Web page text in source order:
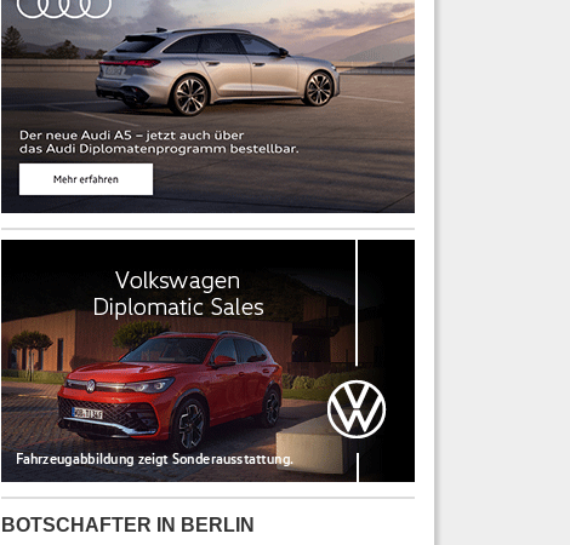
BOTSCHAFTER IN BERLIN